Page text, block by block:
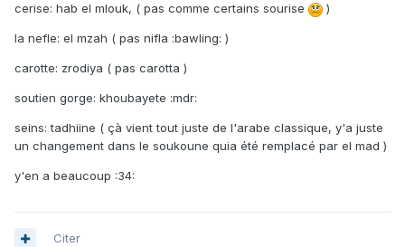
cerise: hab el mlouk, ( pas comme certains sourise )
la nefle: el mzah ( pas nifla :bawling: )
carotte: zrodiya ( pas carotta )
soutien gorge: khoubayete :mdr:
seins: tadhiine ( çà vient tout juste de l'arabe classique, y'a juste
un changement dans le soukoune quia été remplacé par el mad )
y'en a beaucoup :34:
Citer